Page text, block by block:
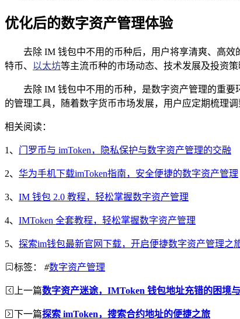
优化后的数字资产管理体验
去除 IM 钱包中不用的币种后，用户将享清爽、高
特币、 以太坊等主流币种的市场动态、技术发展及投资
去除 IM 钱包中不用的币种，是数字资产管理的重
的管理工具，随着数字货币市场发展，用户应定期梳理
相关阅读：
1、 门罗币与 imToken，隐私保护与数字资产管理的交融
2、 华为手机下载imToken指南，安全便捷的数字资产管理
3、 IM 钱包 2.0 教程，轻松掌握数字资产管理
4、 IMToken 全套教程，轻松掌握数字资产管理
5、 探索im钱包最新官网下载，开启便捷数字资产管理之
标签： #数字资产管理
上一篇数字资产迷途，IMToken 钱包地址充错的困境
下一篇探索 imToken，搜索合约地址的便捷之旅